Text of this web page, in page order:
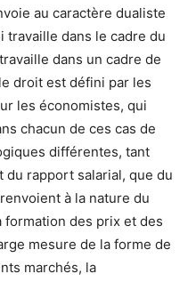
au caractère dualiste
travaille dans le cadre du
dans un cadre de
droit est défini par les
les économistes, qui
chacun de ces cas de
différentes, tant
du rapport salarial, que du
à la nature du
formation des prix et des
mesure de la forme de
marchés, la